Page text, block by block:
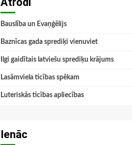
Bauslība un Evaņģēlijs
Baznīcas gada sprediķi vienuviet
Ilgi gaidītais latviešu sprediķu krājums
Lasāmviela ticības spēkam
Luteriskās ticības apliecības
Ienāc